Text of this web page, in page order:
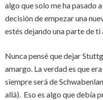
algo que solo me ha pasado
decisión de empezar una
estés dejando una parte de ti
Nunca pensé que dejar
amargo. La verdad es que
siempre será de
allá). Eso es algo que debía